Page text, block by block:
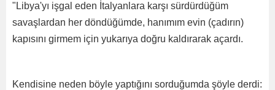
"Libya'yı işgal eden İtalyanlara karşı sürdürdüğüm
savaşlardan her döndüğümde, hanımım evin (çadırın)
kapısını girmem için yukarıya doğru kaldırarak açardı.
Kendisine neden böyle yaptığını sorduğumda şöyle derdi: